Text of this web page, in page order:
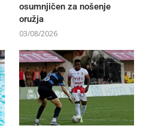
osumnjičen za nošenje
oružja
03/08/2026